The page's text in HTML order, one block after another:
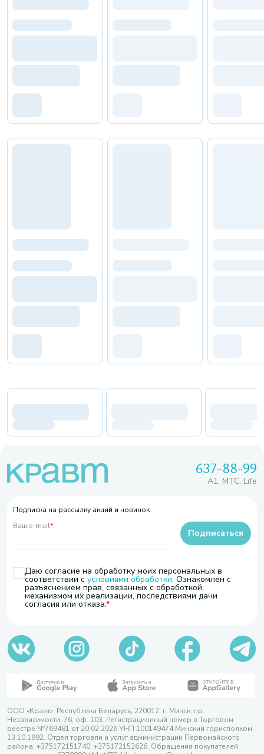
637-88-99
A1, МТС, Life
Подписка на рассылку акций и новинок
Ваш e-mail*
Даю согласие на обработку моих персональных в
соответствии с условиями обработки. Ознакомлен с
разъяснением прав, связанных с обработкой,
механизмом их реализации, последствиями дачи
согласия или отказа.
Подписаться
ООО «Кравт». Республика Беларусь, 220012, г. Минск, пр.
Независимости, 76, оф. 103. Регистрационный номер в Торговом
реестре №769481 от 20.02.2026 УНП 100149474 Минский горисполком,
13.10.1992. Отдел торговли и услуг администрации Первомайского
района, +375172151740; +375172152626. Обращения покупателей